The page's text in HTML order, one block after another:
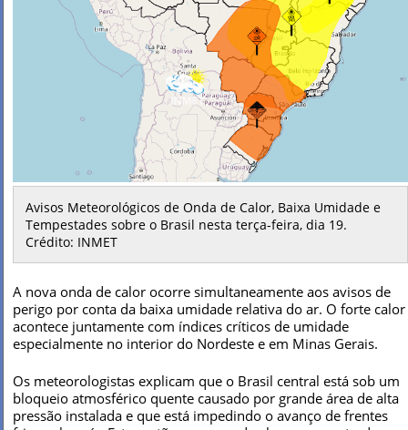
Avisos Meteorológicos de Onda de Calor, Baixa Umidade e
Tempestades sobre o Brasil nesta terça-feira, dia 19.
Crédito: INMET
A nova onda de calor ocorre simultaneamente aos avisos de
perigo por conta da baixa umidade relativa do ar. O forte calor
acontece juntamente com índices críticos de umidade
especialmente no interior do Nordeste e em Minas Gerais.
Os meteorologistas explicam que o Brasil central está sob um
bloqueio atmosférico quente causado por grande área de alta
pressão instalada e que está impedindo o avanço de frentes